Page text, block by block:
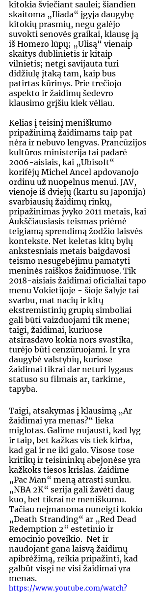
kitokia šviečiant saulei; šiandien
skaitoma „Iliada“ įgyja daugybę
kitokių prasmių, negu galėjo
suvokti senovės graikai, klausę ją
iš Homero lūpų; „Ulisą“ vienaip
skaitys dublinietis ir kitaip
vilnietis; netgi savijauta turi
didžiulę įtaką tam, kaip bus
patirtas kūrinys. Prie trečiojo
aspekto ir žaidimų šedevro
klausimo grįšiu kiek vėliau.
Kelias į teisinį meniškumo
pripažinimą žaidimams taip pat
nėra ir nebuvo lengvas. Prancūzijos
kultūros ministerija tai padarė
2006-aisiais, kai „Ubisoft“
korifėjų Michel Ancel apdovanojo
ordinu už nuopelnus menui. JAV,
vienoje iš dviejų (kartu su Japonija)
svarbiausių žaidimų rinkų,
pripažinimas įvyko 2011 metais, kai
Aukščiausiasis teismas priėmė
teigiamą sprendimą žodžio laisvės
kontekste. Net keletas kitų bylų
ankstesniais metais baigdavosi
teismo nesugebėjimu pamatyti
meninės raiškos žaidimuose. Tik
2018-aisiais žaidimai oficialiai tapo
menu Vokietijoje - šioje šalyje tai
svarbu, mat nacių ir kitų
ekstremistinių grupių simboliai
gali būti vaizduojami tik mene;
taigi, žaidimai, kuriuose
atsirasdavo kokia nors svastika,
turėjo būti cenzūruojami. Ir yra
daugybė valstybių, kuriose
žaidimai tikrai dar neturi lygaus
statuso su filmais ar, tarkime,
tapyba.
Taigi, atsakymas į klausimą „Ar
žaidimai yra menas?“ lieka
miglotas. Galime nujausti, kad lyg
ir taip, bet kažkas vis tiek kirba,
kad gal ir ne iki galo. Visose tose
kritikų ir teisininkų abejonėse yra
kažkoks tiesos krislas. Žaidime
„Pac Man“ meną atrasti sunku.
„NBA 2K“ serija gali žavėti daug
kuo, bet tikrai ne meniškumu.
Tačiau neįmanoma nuneigti kokio
„Death Stranding“ ar „Red Dead
Redemption 2“ estetinio ir
emocinio poveikio.  Net ir
naudojant gana laisvą žaidimų
apibrėžimą, reikia pripažinti, kad
galbūt visgi ne visi žaidimai yra
menas.
https://www.youtube.com/watch?